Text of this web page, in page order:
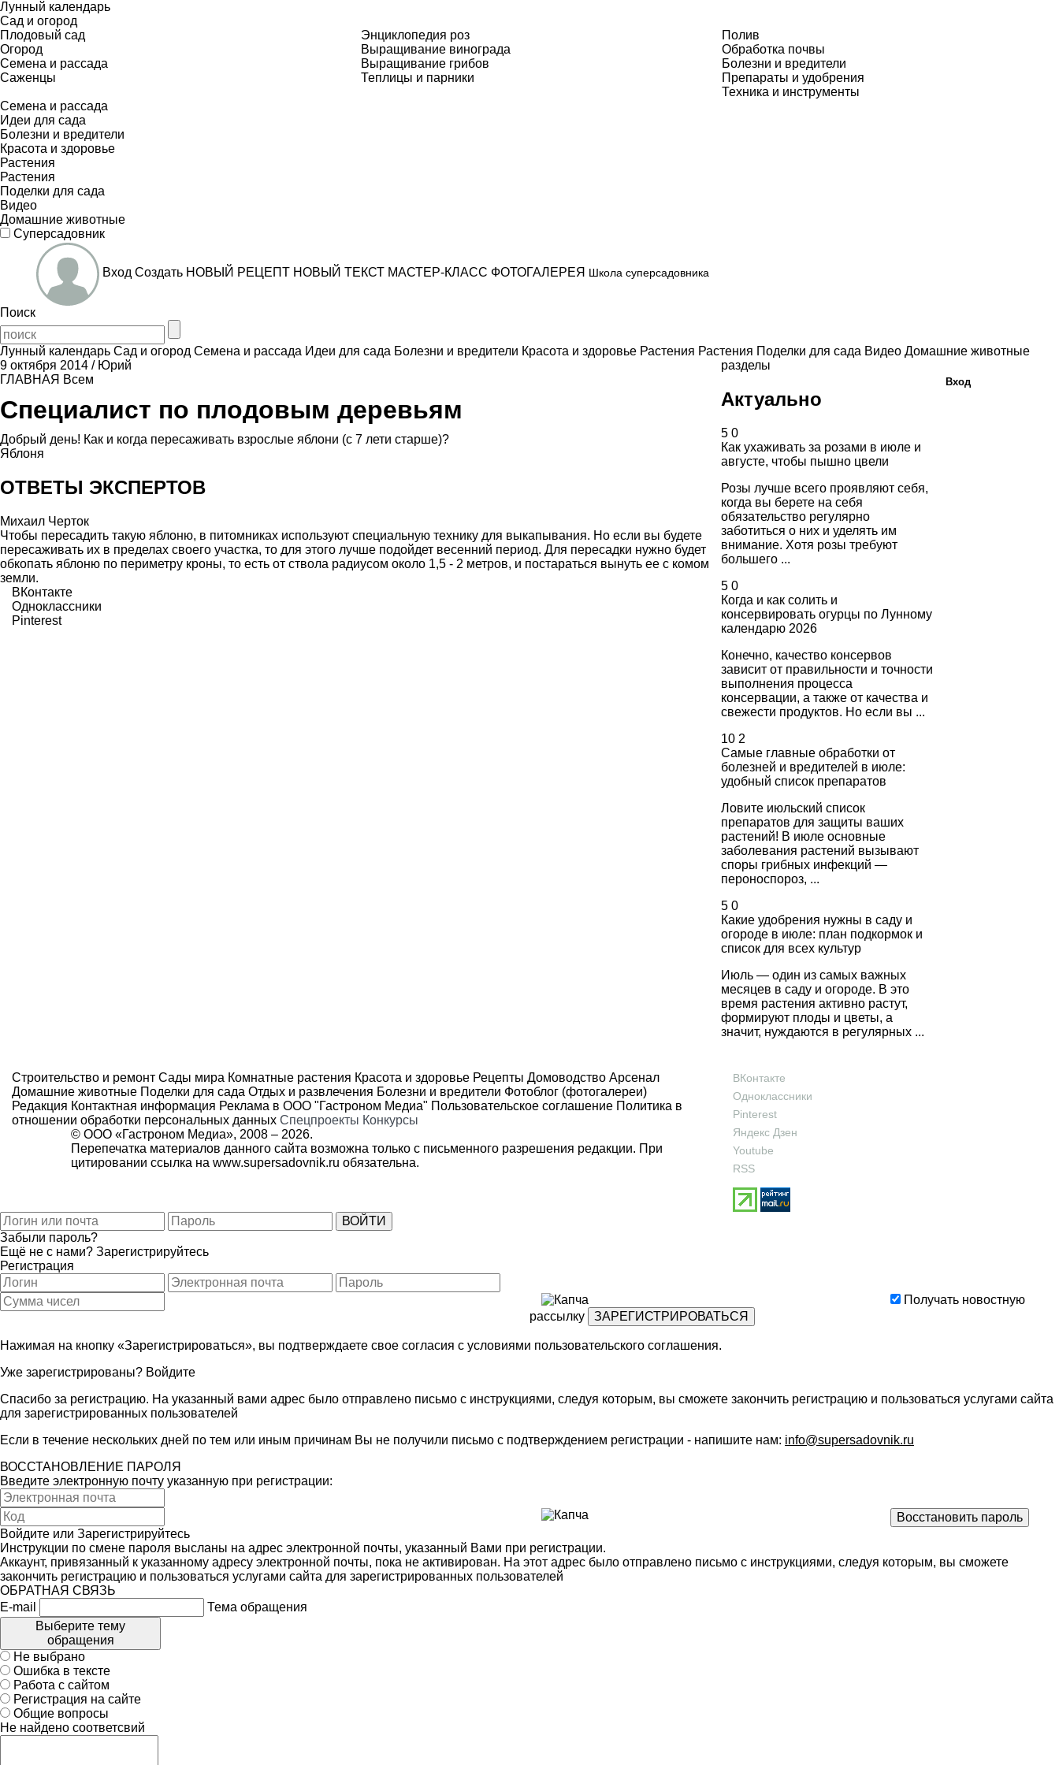
Лунный календарь
Сад и огород
Плодовый сад
Огород
Семена и рассада
Саженцы
Энциклопедия роз
Выращивание винограда
Выращивание грибов
Теплицы и парники
Полив
Обработка почвы
Болезни и вредители
Препараты и удобрения
Техника и инструменты
Семена и рассада
Идеи для сада
Болезни и вредители
Красота и здоровье
Растения
Растения
Поделки для сада
Видео
Домашние животные
Суперсадовник
Вход Создать НОВЫЙ РЕЦЕПТ НОВЫЙ ТЕКСТ МАСТЕР-КЛАСС ФОТОГАЛЕРЕЯ Школа суперсадовника
Поиск
Лунный календарь Сад и огород Семена и рассада Идеи для сада Болезни и вредители Красота и здоровье Растения Растения Поделки для сада Видео Домашние животные
9 октября 2014 / Юрий
ГЛАВНАЯ Всем
Специалист по плодовым деревьям
Добрый день! Как и когда пересаживать взрослые яблони (с 7 лети старше)?
Яблоня
ОТВЕТЫ ЭКСПЕРТОВ
Михаил Черток
Чтобы пересадить такую яблоню, в питомниках используют специальную технику для выкапывания. Но если вы будете
пересаживать их в пределах своего участка, то для этого лучше подойдет весенний период. Для пересадки нужно будет
обкопать яблоню по периметру кроны, то есть от ствола радиусом около 1,5 - 2 метров, и постараться вынуть ее с комом
земли.
ВКонтакте
Одноклассники
Pinterest
разделы
Актуально
5 0
Как ухаживать за розами в июле и
августе, чтобы пышно цвели
Розы лучше всего проявляют себя,
когда вы берете на себя
обязательство регулярно
заботиться о них и уделять им
внимание. Хотя розы требуют
большего ...
5 0
Когда и как солить и
консервировать огурцы по Лунному
календарю 2026
Конечно, качество консервов
зависит от правильности и точности
выполнения процесса
консервации, а также от качества и
свежести продуктов. Но если вы ...
10 2
Самые главные обработки от
болезней и вредителей в июле:
удобный список препаратов
Ловите июльский список
препаратов для защиты ваших
растений! В июле основные
заболевания растений вызывают
споры грибных инфекций —
пероноспороз, ...
5 0
Какие удобрения нужны в саду и
огороде в июле: план подкормок и
список для всех культур
Июль — один из самых важных
месяцев в саду и огороде. В это
время растения активно растут,
формируют плоды и цветы, а
значит, нуждаются в регулярных ...
Строительство и ремонт Сады мира Комнатные растения Красота и здоровье Рецепты Домоводство Арсенал
Домашние животные Поделки для сада Отдых и развлечения Болезни и вредители Фотоблог (фотогалереи)
Редакция Контактная информация Реклама в ООО "Гастроном Медиа" Пользовательское соглашение Политика в
отношении обработки персональных данных Спецпроекты Конкурсы
© ООО «Гастроном Медиа», 2008 – 2026.
Перепечатка материалов данного сайта возможна только с письменного разрешения редакции. При
цитировании ссылка на www.supersadovnik.ru обязательна.
ВКонтакте
Одноклассники
Pinterest
Яндекс Дзен
Youtube
RSS
Вход
Забыли пароль?
Ещё не с нами? Зарегистрируйтесь
Регистрация
Получать новостную
рассылку
Нажимая на кнопку «Зарегистрироваться», вы подтверждаете свое согласия с условиями пользовательского соглашения.
Уже зарегистрированы? Войдите
Спасибо за регистрацию. На указанный вами адрес было отправлено письмо с инструкциями, следуя которым, вы сможете закончить регистрацию и пользоваться услугами сайта
для зарегистрированных пользователей
Если в течение нескольких дней по тем или иным причинам Вы не получили письмо с подтверждением регистрации - напишите нам: info@supersadovnik.ru
ВОССТАНОВЛЕНИЕ ПАРОЛЯ
Введите электронную почту указанную при регистрации:
Войдите или Зарегистрируйтесь
Инструкции по смене пароля высланы на адрес электронной почты, указанный Вами при регистрации.
Аккаунт, привязанный к указанному адресу электронной почты, пока не активирован. На этот адрес было отправлено письмо с инструкциями, следуя которым, вы сможете
закончить регистрацию и пользоваться услугами сайта для зарегистрированных пользователей
ОБРАТНАЯ СВЯЗЬ
E-mail
Тема обращения
Выберите тему
обращения
Не выбрано
Ошибка в тексте
Работа с сайтом
Регистрация на сайте
Общие вопросы
Не найдено соответсвий